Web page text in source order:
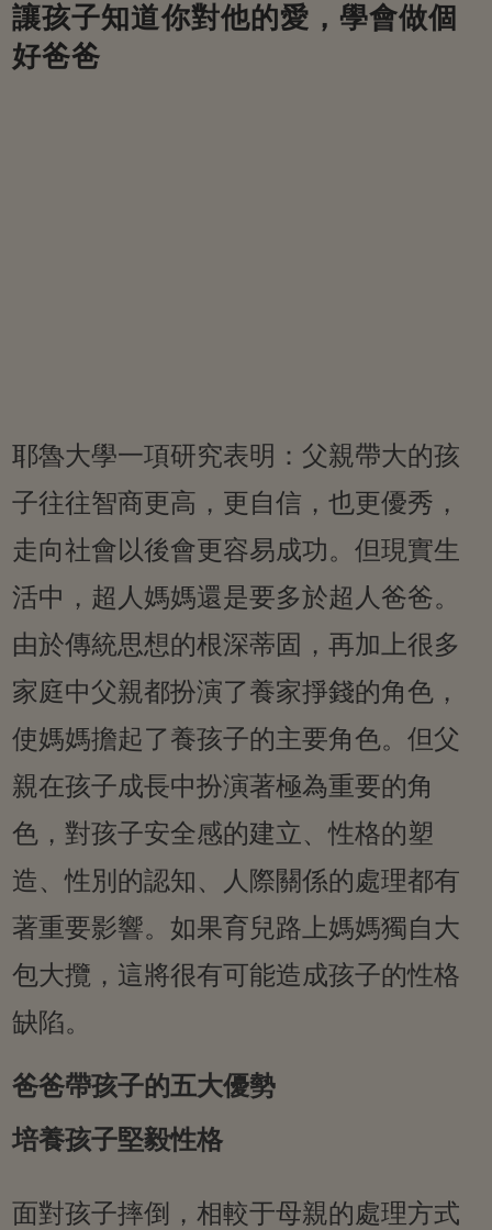
讓孩子知道你對他的愛，學會做個
好爸爸
耶魯大學一項研究表明：父親帶大的孩
子往往智商更高，更自信，也更優秀，
走向社會以後會更容易成功。但現實生
活中，超人媽媽還是要多於超人爸爸。
由於傳統思想的根深蒂固，再加上很多
家庭中父親都扮演了養家掙錢的角色，
使媽媽擔起了養孩子的主要角色。但父
親在孩子成長中扮演著極為重要的角
色，對孩子安全感的建立、性格的塑
造、性別的認知、人際關係的處理都有
著重要影響。如果育兒路上媽媽獨自大
包大攬，這將很有可能造成孩子的性格
缺陷。
爸爸帶孩子的五大優勢
培養孩子堅毅性格
面對孩子摔倒，相較于母親的處理方式